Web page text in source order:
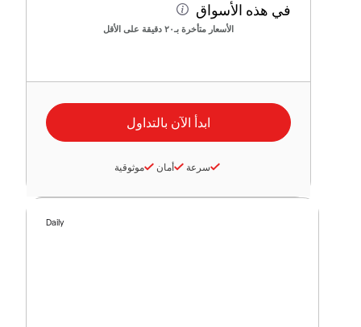
في هذه الأسواق
الأسعار متأخرة بـ٢٠ دقيقة على الأقل
سرعة أمان موثوقية
Daily